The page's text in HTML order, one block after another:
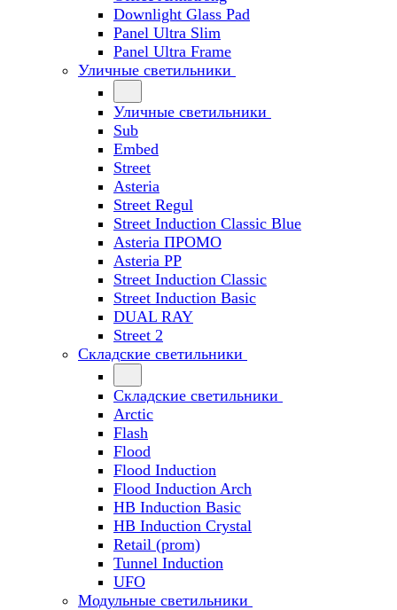
Downlight Glass Pad
Panel Ultra Slim
Panel Ultra Frame
Уличные светильники
Уличные светильники
Sub
Embed
Street
Asteria
Street Regul
Street Induction Classic Blue
Asteria ПРОМО
Asteria PP
Street Induction Classic
Street Induction Basic
DUAL RAY
Street 2
Складские светильники
Складские светильники
Arctic
Flash
Flood
Flood Induction
Flood Induction Arch
HB Induction Basic
HB Induction Crystal
Retail (prom)
Tunnel Induction
UFO
Модульные светильники